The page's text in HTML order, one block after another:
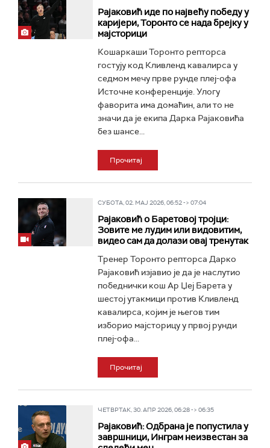
Рајаковић иде по највећу победу у
каријери, Торонто се нада брејку у
мајсторици
Кошаркаши Торонто репторса
гостују код Кливленд кавалирса у
седмом мечу прве рунде плеј-офа
Источне конференције. Улогу
фаворита има домаћин, али то не
значи да је екипа Дарка Рајаковића
без шансе...
Прочитај
СУБОТА, 02. МАЈ 2026, 06:52 -> 07:04
Рајаковић о Баретовој тројци:
Зовите ме лудим или видовитим,
видео сам да долази овај тренутак
Тренер Торонто репторса Дарко
Рајаковић изјавио је да је наслутио
победнички кош Ар Џеј Барета у
шестој утакмици против Кливленд
кавалирса, којим је његов тим
изборио мајсторицу у првој рунди
плеј-офа...
Прочитај
ЧЕТВРТАК, 30. АПР 2026, 06:28 -> 06:35
Рајаковић: Одбрана је попустила у
завршници, Инграм неизвестан за